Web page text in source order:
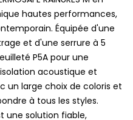
hautes performances,
Équipée d'une
et d'une serrure à 5
P5A pour une
acoustique et
un large choix de coloris et
à tous les styles.
une solution fiable,